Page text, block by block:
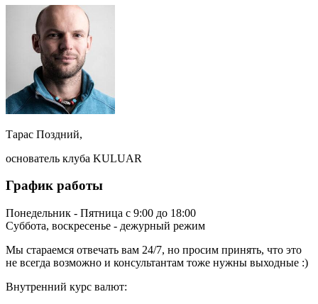
Тарас Поздний,
основатель клуба KULUAR
График работы
Понедельник - Пятница с 9:00 до 18:00
Суббота, воскресенье - дежурный режим
Мы стараемся отвечать вам 24/7, но просим принять, что это
не всегда возможно и консультантам тоже нужны выходные :)
Внутренний курс валют: